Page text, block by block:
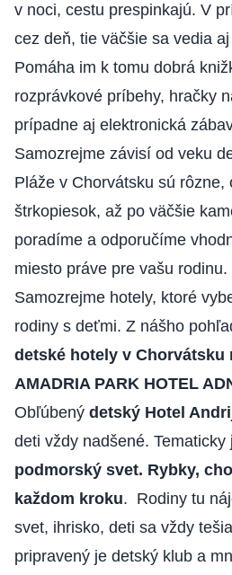
v noci, cestu prespinkajú. V
cez deň, tie väčšie sa vedia
Pomáha im k tomu dobrá
rozprávkové príbehy, hračky
prípadne aj elektronická
Samozrejme závisí od veku
Pláže v Chorvátsku sú rôzne,
štrkopiesok, až po väčšie
poradíme a odporučíme
miesto práve pre vašu rodinu.
Samozrejme hotely, ktoré
rodiny s deťmi. Z nášho
detské hotely v Chorvátsku
AMADRIA PARK HOTEL
Obľúbený detský Hotel
deti vždy nadšené.
podmorský svet. Rybky,
každom kroku. Rodiny tu
svet, ihrisko, deti sa vždy
pripravený je detský klub a